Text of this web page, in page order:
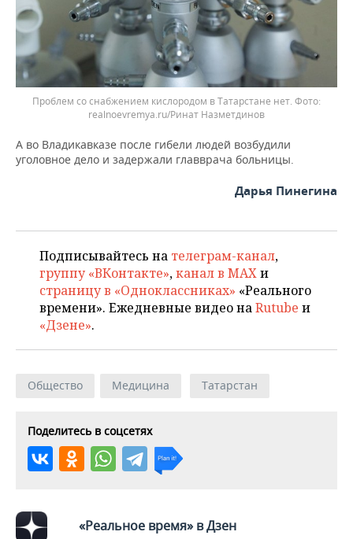
Проблем со снабжением кислородом в Татарстане нет.
realnoevremya.ru/Ринат Назметдинов
А во Владикавказе после гибели людей возбудили
уголовное дело и задержали главврача больницы.
Дарья Пинегина
Подписывайтесь на телеграм-канал,
группу «ВКонтакте»,канал в MAXи
страницу в «Одноклассниках» «Реального
времени». Ежедневные видео наRutube и
«Дзене».
Общество Медицина Татарстан
Поделитесь в соцсетях
«Реальное время» в Дзен